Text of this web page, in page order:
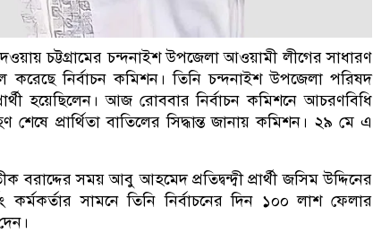
চট্টগ্রামের চন্দনাইশ উপজেলা আওয়ামী লীগের সাধারণ
নির্বাচন কমিশন। তিনি চন্দনাইশ উপজেলা পরিষদ
হয়েছিলেন। আজ রোববার নির্বাচন কমিশনে আচরণবিধি
শেষে প্রার্থিতা বাতিলের সিদ্ধান্ত জানায় কমিশন। ২৯ মে এ
বরাদ্দের সময় আবু আহমেদ প্রতিদ্বন্দ্বী প্রার্থী জসিম উদ্দিনের
কর্মকর্তার সামনে তিনি নির্বাচনের দিন ১০০ লাশ ফেলার